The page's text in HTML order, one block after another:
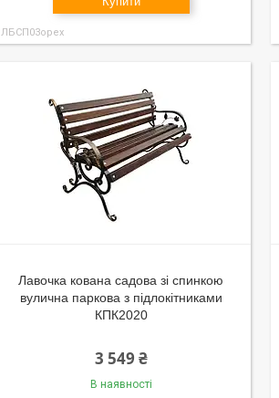
ЛБСП03орех
Лавочка кована садова зі спинкою
вулична паркова з підлокітниками
КПК2020
3 549 ₴
В наявності